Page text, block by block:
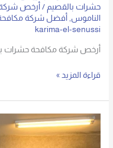
حشرات بالقصيم / أرخص
الناموس, أفضل شركة
karima-el-senussi
أرخص شركة مكافحة حشرات
قراءة المزيد »
شركة
مكافحة